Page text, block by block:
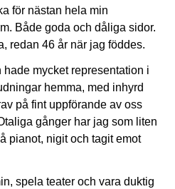
för nästan hela min
Både goda och dåliga sidor.
redan 46 år när jag föddes.
mycket representation i
hemma, med inhyrd
på fint uppförande av oss
gånger har jag som liten
pianot, nigit och tagit emot
spela teater och vara duktig